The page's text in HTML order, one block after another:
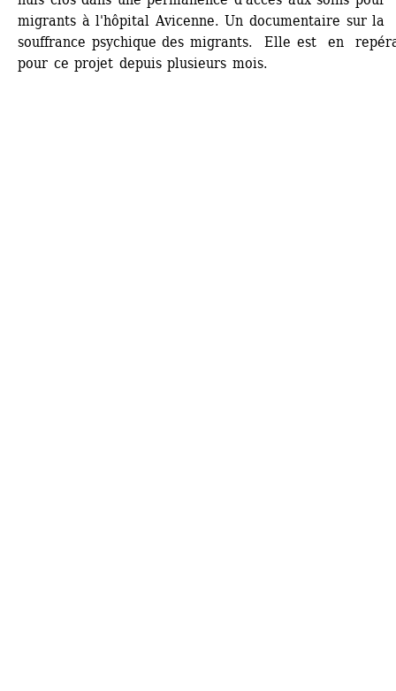
migrants à l'hôpital Avicenne. Un documentaire sur la
souffrance psychique des migrants. Elle est en
pour ce projet depuis plusieurs mois.